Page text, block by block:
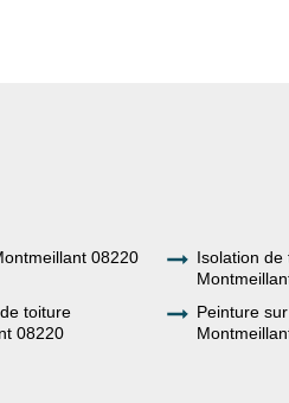
08220
Isolation de
toiture
08220
Peinture